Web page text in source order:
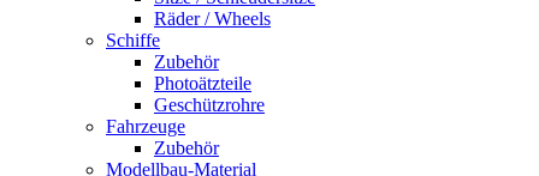
Räder / Wheels
Schiffe
Zubehör
Photoätzteile
Geschützrohre
Fahrzeuge
Zubehör
Modellbau-Material